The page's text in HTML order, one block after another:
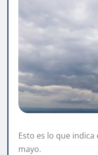
Esto es lo que
mayo.